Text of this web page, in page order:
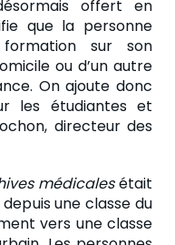
offert en
que la personne
sur son
ou d’un autre
On ajoute donc
les étudiantes et
directeur des
médicalesétait
une classe du
vers une classe